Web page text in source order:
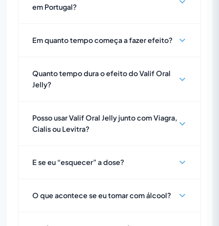
em Portugal?
Em quanto tempo começa a fazer efeito?
Quanto tempo dura o efeito do Valif Oral
Jelly?
Posso usar Valif Oral Jelly junto com Viagra,
Cialis ou Levitra?
E se eu “esquecer” a dose?
O que acontece se eu tomar com álcool?